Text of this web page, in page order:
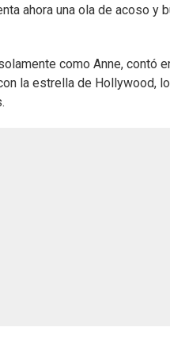
ahora una ola de acoso y
como Anne, contó
la estrella de Hollywood,